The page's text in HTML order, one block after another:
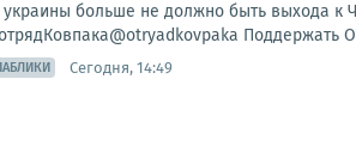
украины больше не должно быть выхода к
Поддержать
Сегодня, 14:49